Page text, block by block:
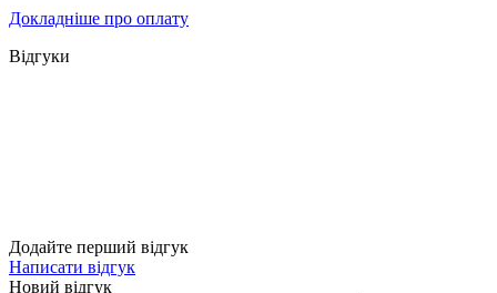
Докладніше про оплату
Відгуки
Додайте перший відгук
Написати відгук
Новий відгук